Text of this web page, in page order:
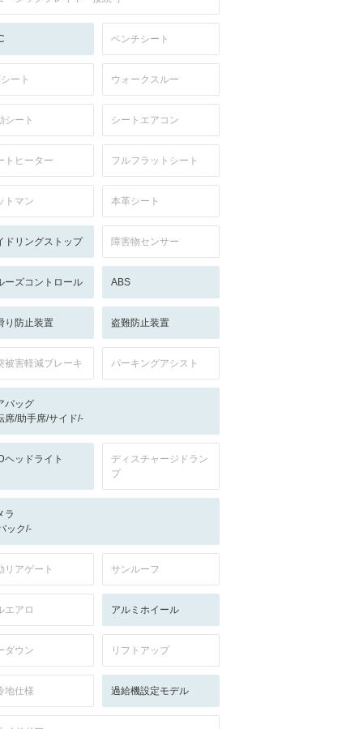
ベンチシート
ート ウォークスルー
シート シートエアコン
トヒーター フルフラットシート
トマン 本革シート
ドリングストップ 障害物センサー
ーズコントロール ABS
り防止装置 盗難防止装置
被害軽減ブレーキ パーキングアシスト
バッグ
席/助手席/サイド/-
ヘッドライト
ディスチャージドラン
プ
ラ
ック/-
リアゲート サンルーフ
エアロ アルミホイール
ダウン リフトアップ
地仕様 過給機設定モデル